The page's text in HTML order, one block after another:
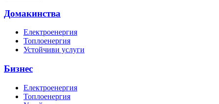
Домакинства
Електроенергия
Топлоенергия
Устойчиви услуги
Бизнес
Електроенергия
Топлоенергия